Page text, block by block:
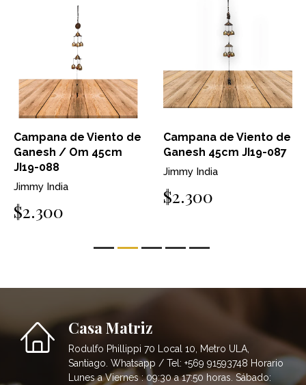
Campana de Viento de
Ganesh / Om 45cm
JI19-088
Jimmy India
$2.300
Campana de Viento de
Ganesh 45cm JI19-087
Jimmy India
$2.300
Casa Matriz
Rodulfo Phillippi 70 Local 10, Metro ULA,
Santiago. Whatsapp / Tel: +569 91593748 Horario
Lunes a Viernes : 09:30 a 17:50 horas. Sábado: